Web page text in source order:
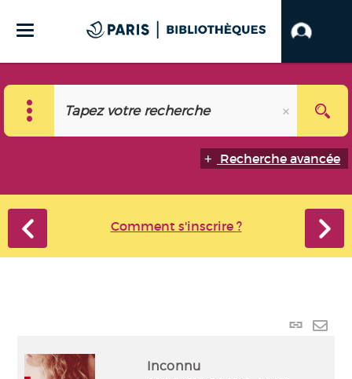
Recherche avancée
Comment s'inscrire ?
Lien
Inconnu